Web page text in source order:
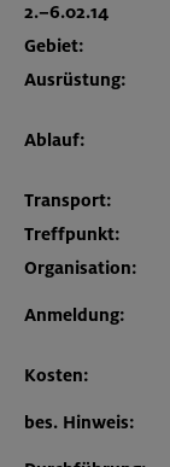
2.–6.02.14
Gebiet:
Ausrüstung:
Ablauf:
Transport:
Treffpunkt:
Organisation:
Anmeldung:
Kosten:
bes. Hinweis: